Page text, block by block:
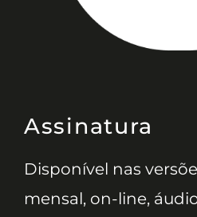
Assinatura
Disponível nas
mensal, on-line,